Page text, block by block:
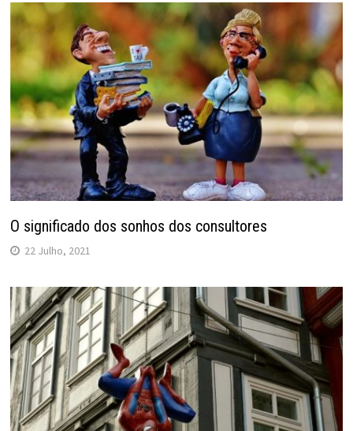
O significado dos sonhos dos consultores
22 Julho, 2021